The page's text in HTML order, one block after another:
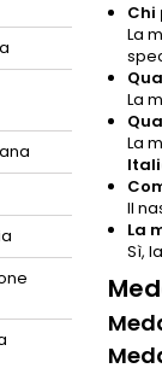
Chi
La
La
La
Il
La
Sì,